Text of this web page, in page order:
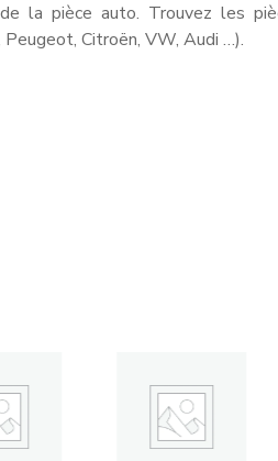
la pièce auto. Trouvez les
Citroën, VW, Audi …).